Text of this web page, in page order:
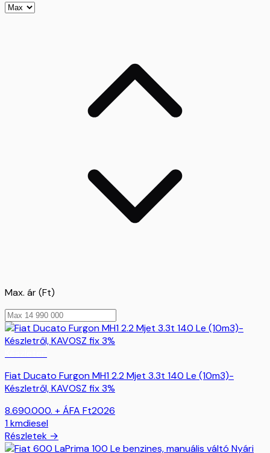
Max. ár (Ft)
Fiat Ducato Furgon MH1 2.2 Mjet 3.3t 140 Le (10m3)-
Készletről, KAVOSZ fix 3%
8.690.000. + ÁFA Ft2026
1kmdiesel
Részletek →